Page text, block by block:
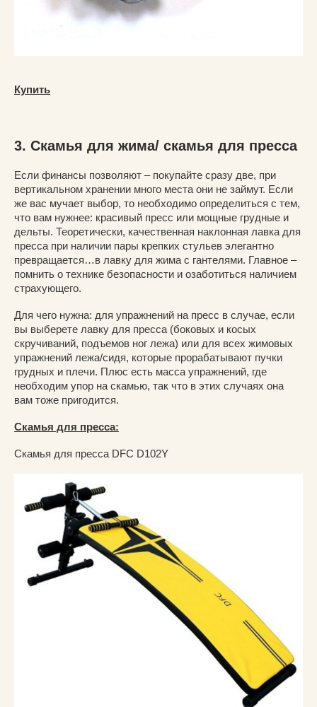
Купить
3. Скамья для жима/ скамья для пресса
Если финансы позволяют – покупайте сразу две, при
вертикальном хранении много места они не займут. Если
же вас мучает выбор, то необходимо определиться с тем,
что вам нужнее: красивый пресс или мощные грудные и
дельты. Теоретически, качественная наклонная лавка для
пресса при наличии пары крепких стульев элегантно
превращается…в лавку для жима с гантелями. Главное –
помнить о технике безопасности и озаботиться наличием
страхующего.
Для чего нужна: для упражнений на пресс в случае, если
вы выберете лавку для пресса (боковых и косых
скручиваний, подъемов ног лежа) или для всех жимовых
упражнений лежа/сидя, которые прорабатывают пучки
грудных и плечи. Плюс есть масса упражнений, где
необходим упор на скамью, так что в этих случаях она
вам тоже пригодится.
Скамья для пресса:
Скамья для пресса DFC D102Y